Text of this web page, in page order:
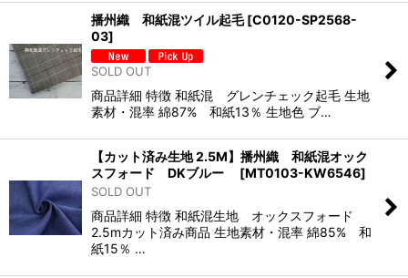
播州織 和紙混ツイル起毛 [C0120-SP2568-
03]
SOLD OUT
商品詳細 特徴 和紙混 グレンチェック起毛 生地
素材・混率 綿87% 和紙13％ 生地色 ブ…
【カット済み生地 2.5M】播州織 和紙混オック
スフォード DKブルー
[MT0103-KW6546]
SOLD OUT
商品詳細 特徴 和紙混生地 オックスフォード
2.5mカット済み商品 生地素材・混率 綿85% 和
紙15％ …